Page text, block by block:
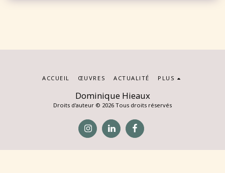
Dominique Hieaux
Droits d'auteur © 2026 Tous droits réservés
ACCUEIL ŒUVRES ACTUALITÉ PLUS